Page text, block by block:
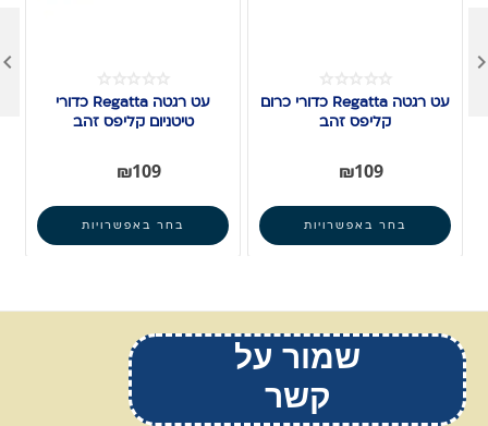
עט רגטה Regatta כדורי כרום
קליפס זהב
₪109
בחר באפשרויות
עט רגטה Regatta כדורי
טיטניום קליפס זהב
₪109
בחר באפשרויות
שמור על
קשר